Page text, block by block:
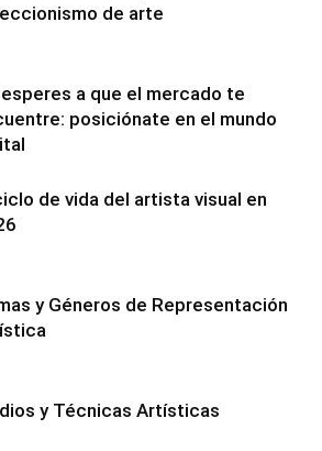
de arte
a que el mercado te
posiciónate en el mundo
de vida del artista visual en
y Géneros de Representación
y Técnicas Artísticas